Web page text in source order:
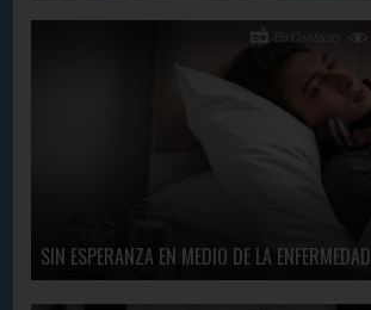
SIN ESPERANZA EN MEDIO DE LA ENFERMEDAD
En Contacto